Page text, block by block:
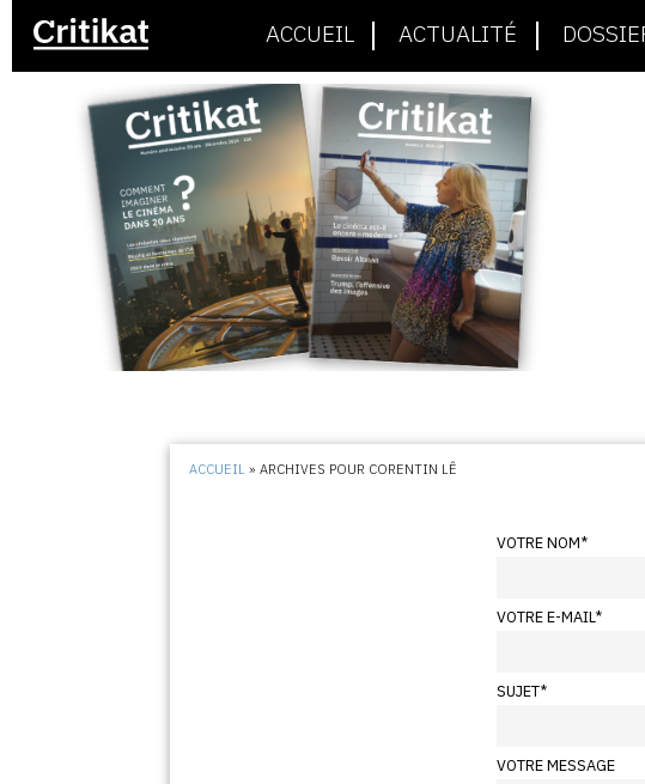
ACCUEIL ACTUALITÉ
ACCUEIL »ARCHIVES POUR CORENTIN LÊ
VOTRE NOM*
VOTRE E-MAIL*
SUJET*
VOTRE MESSAGE